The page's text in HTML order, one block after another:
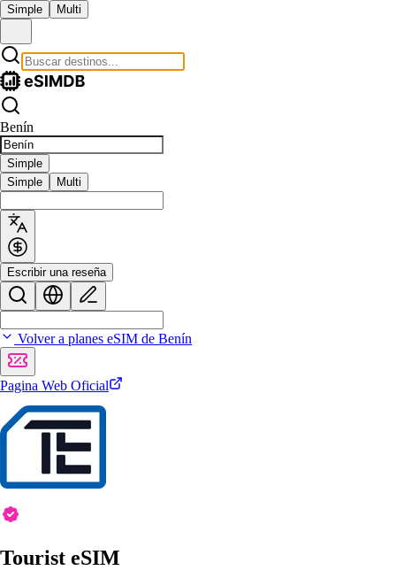
Simple Multi
Benín
Simple
Simple
Multi
Escribir una reseña
Volver a planes eSIM de Benín
Pagina Web Oficial
Tourist eSIM